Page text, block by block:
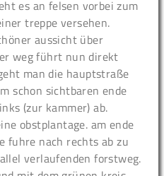
es an felsen vorbei zum
treppe versehen.
aussicht über
weg führt nun direkt
man die hauptstraße
schon sichtbaren ende
(zur kammer) ab.
obstplantage. am ende
fuhre nach rechts ab zu
verlaufenden forstweg.